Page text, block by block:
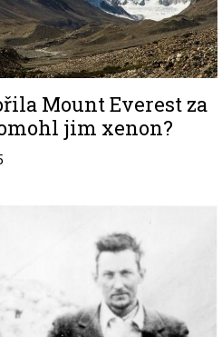
Mount Everest za
jim xenon?